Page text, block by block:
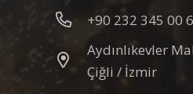
+90 232 345 00
Aydınlıkevler
Çiğli / İzmir